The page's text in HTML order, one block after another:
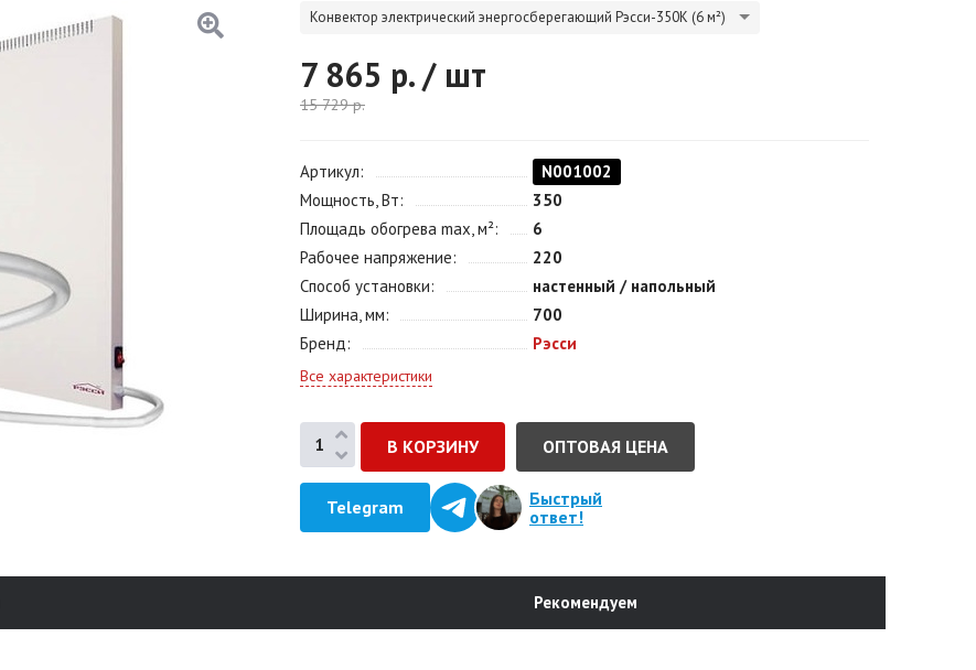
Конвектор электрический энергосберегающий Рэсси-350К (6 м²)
7 865 р. / шт
15 729р.
Артикул
N001002
Мощность, Вт
350
Площадь обогрева max, м²
6
Рабочее напряжение
220
Способ установки
настенный / напольный
Ширина, мм
700
Бренд
Рэсси
Все характеристики
ОПТОВАЯ ЦЕНА
Telegram
Быстрый
ответ!
Рекомендуем